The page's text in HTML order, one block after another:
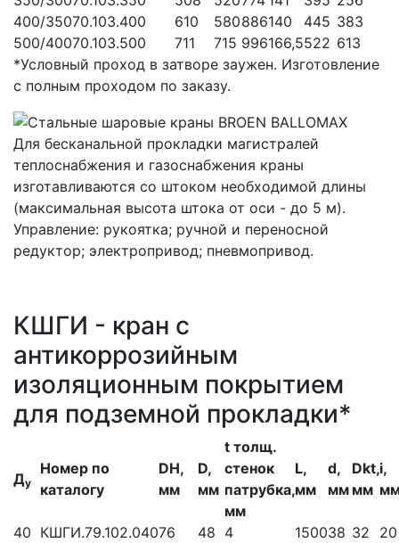
400/35070.103.400 610 580886140 445 383
500/40070.103.500 711 715 996166,5522 613
*Условный проход в затворе заужен. Изготовление
с полным проходом по заказу.
Для бесканальной прокладки магистралей
теплоснабжения и газоснабжения краны
изготавливаются со штоком необходимой длины
(максимальная высота штока от оси - до 5 м).
Управление: рукоятка; ручной и переносной
редуктор; электропривод; пневмопривод.
КШГИ - кран с
антикоррозийным
изоляционным покрытием
для подземной прокладки*
Ду
Номер по
каталогу
DH,
мм
D,
мм
t толщ.
стенок
патрубка,
мм
L,
мм
d,
мм
Dkt,
мм
i,
40 КШГИ.79.102.04076 48 4 150038 32
20